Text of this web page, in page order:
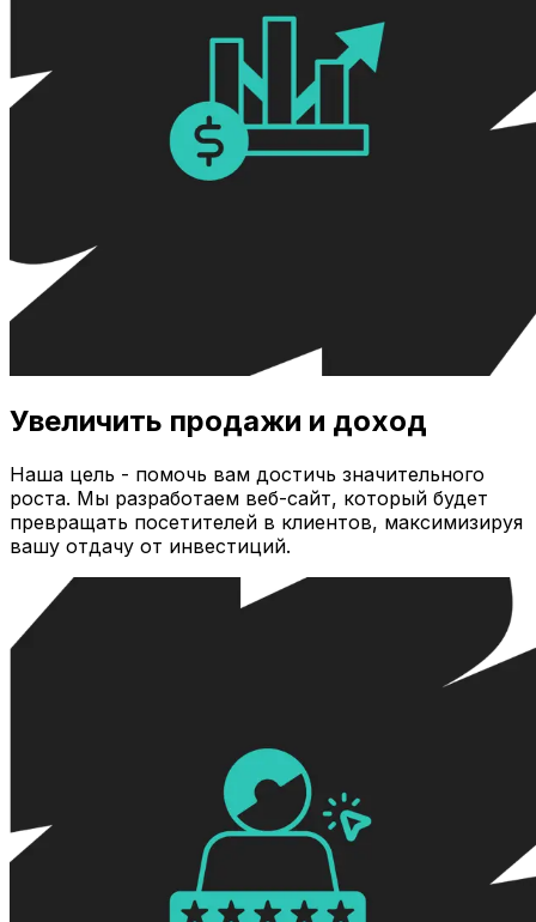
Увеличить продажи и доход
Наша цель - помочь вам достичь значительного
роста. Мы разработаем веб-сайт, который будет
превращать посетителей в клиентов, максимизируя
вашу отдачу от инвестиций.